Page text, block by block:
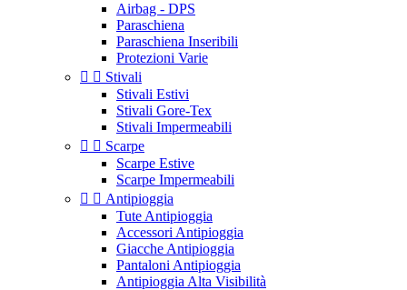
Airbag - DPS
Paraschiena
Paraschiena Inseribili
Protezioni Varie
  Stivali
Stivali Estivi
Stivali Gore-Tex
Stivali Impermeabili
  Scarpe
Scarpe Estive
Scarpe Impermeabili
  Antipioggia
Tute Antipioggia
Accessori Antipioggia
Giacche Antipioggia
Pantaloni Antipioggia
Antipioggia Alta Visibilità